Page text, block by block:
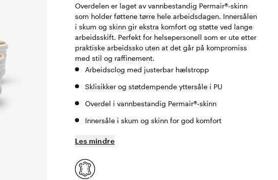
Overdelen er laget av vannbestandig Permair®-skinn
som holder føttene tørre hele arbeidsdagen. Innersålen
i skum og skinn gir ekstra komfort og støtte ved lange
arbeidsskift. Perfekt for helsepersonell som er ute etter
praktiske arbeidssko uten at det går på kompromiss
med stil og raffinement.
Arbeidsclog med justerbar hælstropp
Sklisikker og støtdempende yttersåle i PU
Overdel i vannbestandig Permair®-skinn
Innersåle i skum og skinn for god komfort
Les mindre